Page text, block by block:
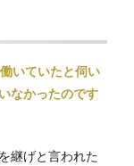
いていたと伺い
なかったのです
継げと言われた